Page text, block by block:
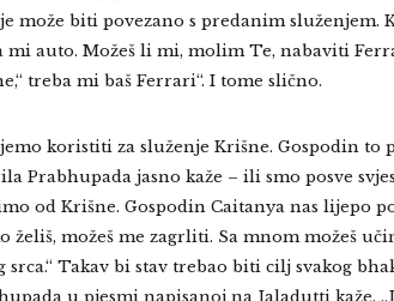
može biti povezano s predanim služenjem.
auto. Možeš li mi, molim Te, nabaviti
treba mi baš Ferrari“. I tome slično.
koristiti za služenje Krišne. Gospodin to
Prabhupada jasno kaže – ili smo posve
od Krišne. Gospodin Caitanya nas lijepo
želiš, možeš me zagrliti. Sa mnom možeš
Takav bi stav trebao biti cilj svakog
u pjesmi napisanoj na Jaladutti kaže,